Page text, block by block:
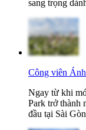
sang trọng
Công viên
Ngay từ khi
Park trở thành
đầu tại Sài